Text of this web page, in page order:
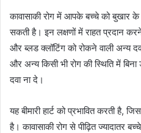
कावासाकी रोग में आपके बच्चे को बुखार
सकती है। इन लक्षणों में राहत प्रदान
और ब्लड क्लॉटिंग को रोकने वाली अन्य
और अन्य किसी भी रोग की स्थिति में
दवा ना दे।
यह बीमारी हार्ट को प्रभावित करती
है। कावासाकी रोग से पीढ़ित ज्यादातर